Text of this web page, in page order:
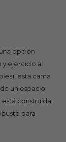
opción
y ejercicio al
esta cama
un espacio
está construida
para